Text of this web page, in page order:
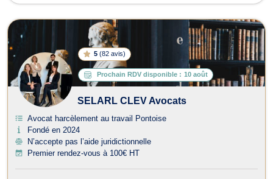
5 (82 avis)
Prochain RDV disponible : 10 août
SELARL CLEV Avocats
Avocat harcèlement au travail Pontoise
Fondé en 2024
N’accepte pas l’aide juridictionnelle
Premier rendez-vous à 100€ HT